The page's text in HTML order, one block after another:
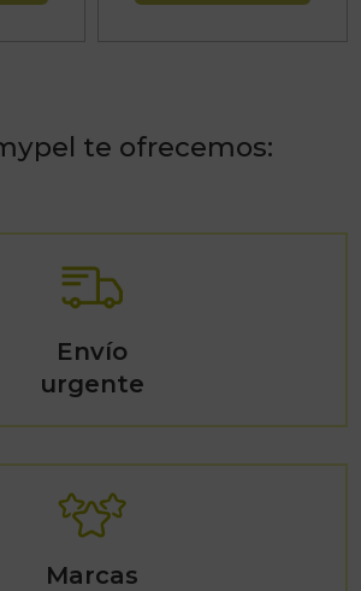
te ofrecemos:
Envío
urgente
Marcas